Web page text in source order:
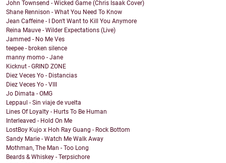
John Townsend - Wicked Game (Chris Isaak Cover)
Shane Rennison - What You Need To Know
Jean Caffeine - I Don't Want to Kill You Anymore
Reina Mauve - Wilder Expectations (Live)
Jammed - No Me Ves
teepee - broken silence
manny momo - Jane
Kicknut - GRIND ZONE
Diez Veces Yo - Distancias
Diez Veces Yo - VIII
Jo Dimata - OMG
Leppaul - Sin viaje de vuelta
Lines Of Loyalty - Hurts To Be Human
Interleaved - Hold On Me
LostBoy Kujo x Hoh Ray Guang - Rock Bottom
Sandy Marie - Watch Me Walk Away
Mothman, The Man - Too Long
Beards & Whiskey - Terpsichore